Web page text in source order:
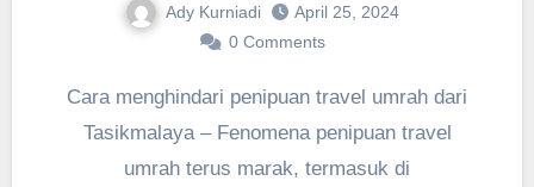
Ady Kurniadi
April 25, 2024
0 Comments
Cara menghindari penipuan travel umrah dari
Tasikmalaya – Fenomena penipuan travel
umrah terus marak, termasuk di